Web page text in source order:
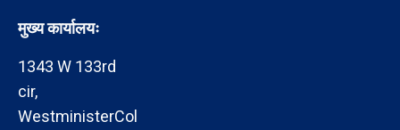
मुख्य कार्यालयः
1343 W 133rd
cir,
WestministerCol